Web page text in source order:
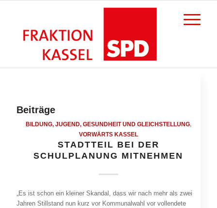
Beiträge
BILDUNG, JUGEND, GESUNDHEIT UND GLEICHSTELLUNG,
VORWÄRTS KASSEL
STADTTEIL BEI DER
SCHULPLANUNG MITNEHMEN
„Es ist schon ein kleiner Skandal, dass wir nach mehr als zwei
Jahren Stillstand nun kurz vor Kommunalwahl vor vollendete